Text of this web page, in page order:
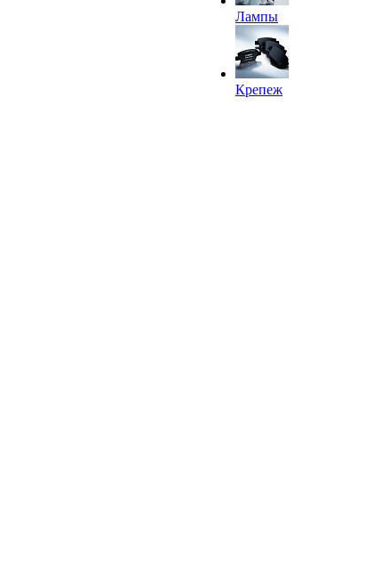
Лампы
Крепеж